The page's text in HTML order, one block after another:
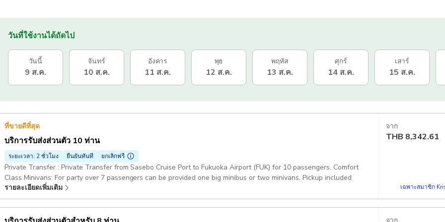
วันที่ใช้งานได้ถัดไป
วันนี้
9 ส.ค.
จันทร์
10 ส.ค.
อังคาร
11 ส.ค.
พุธ
12 ส.ค.
พฤหัส
13 ส.ค.
ศุกร์
14 ส.ค.
เสาร์
15 ส.ค.
ที่ขายดีที่สุด
บริการรับส่งส่วนตัว 10 ท่าน
ระยะเวลา: 2 ชั่วโมง ยืนยันทันที ยกเลิกฟรี
Private Transfer : Private Transfer from Sasebo Cruise Port to Fukuoka Airport (FUK) for 10 passengers. Comfort
Class Minivans: For party over 7 passengers can be provided one big minibus or two minivans. Pickup included
รายละเอียดเพิ่มเติม
จาก
THB 8,342.61
เฉพาะสมาชิก